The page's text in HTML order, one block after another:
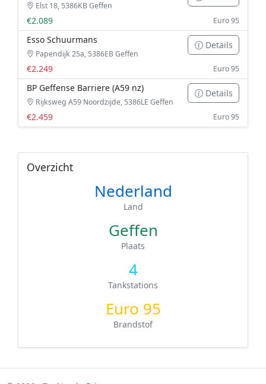
Elst 18, 5386KB Geffen
€2.089 Euro 95
Esso Schuurmans
Papendijk 25a, 5386EB Geffen
Details
€2.249 Euro 95
BP Geffense Barriere (A59 nz)
Rijksweg A59 Noordzijde, 5386LE Geffen
Details
€2.459 Euro 95
Overzicht
Nederland
Land
Geffen
Plaats
4
Tankstations
Euro 95
Brandstof